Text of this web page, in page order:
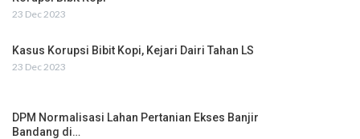
23 Dec 2023
Kasus Korupsi Bibit Kopi, Kejari Dairi Tahan LS
23 Dec 2023
DPM Normalisasi Lahan Pertanian Ekses Banjir
Bandang di…